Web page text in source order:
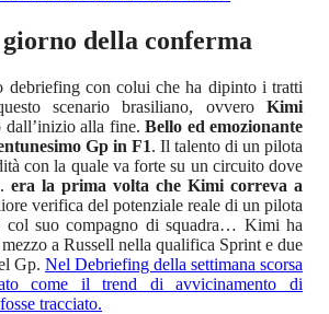
della conferma
debriefing con colui che ha dipinto i tratti
scenario brasiliano, ovvero Kimi
dall’inizio alla fine.Bello ed emozionante
Gp in F1. Il talento di un pilota
con la quale va forte su un circuito dove
era la prima volta che Kimi correva a
verifica del potenziale reale di un pilota
col suo compagno di squadra… Kimi ha
a Russell nella qualifica Sprint e due
Gp. Nel Debriefing della settimana scorsa
come il trend di avvicinamento di
tracciato.